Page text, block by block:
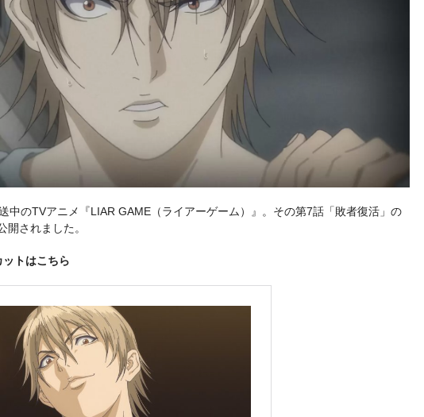
中のTVアニメ『LIAR GAME（ライアーゲーム）』。その第7話「敗者復活」の
開されました。
トはこちら